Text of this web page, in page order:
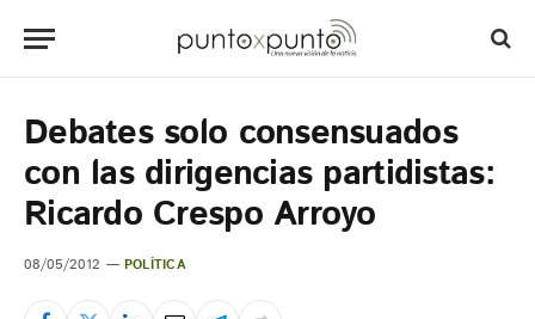
Debates solo consensuados
con las dirigencias partidistas:
Ricardo Crespo Arroyo
08/05/2012 POLÍTICA